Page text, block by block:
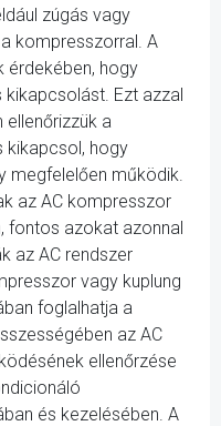
zúgás vagy
kompresszorral. A
érdekében, hogy
kikapcsolást. Ezt azzal
ellenőrizzük a
kikapcsol, hogy
megfelelően működik.
az AC kompresszor
fontos azokat azonnal
az AC rendszer
vagy kuplung
foglalhatja a
az AC
ellenőrzése
és kezelésében. A